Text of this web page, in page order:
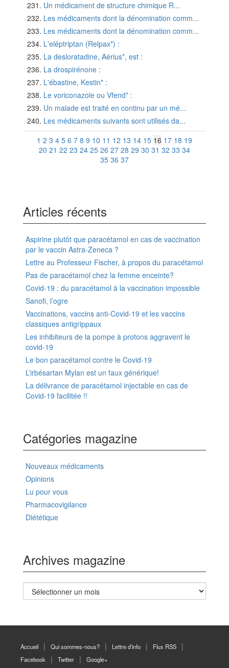
Un médicament de structure chimique R...
Les médicaments dont la dénomination comm...
Les médicaments dont la dénomination comm...
L'eléptriptan (Relpax*) :
La desloratadine, Aérius*, est :
La drospirénone :
L'ébastine, Kestin* :
Le voriconazole ou Vfend* :
Un malade est traité en continu par un mé...
Les médicaments suivants sont utilisés da...
1 2 3 4 5 6 7 8 9 10 11 12 13 14 15 16 17 18 19
20 21 22 23 24 25 26 27 28 29 30 31 32 33 34
35 36 37
Articles récents
Aspirine plutôt que paracétamol en cas de vaccination
par le vaccin Astra-Zeneca ?
Lettre au Professeur Fischer, à propos du paracétamol
Pas de paracétamol chez la femme enceinte?
Covid-19 : du paracétamol à la vaccination impossible
Sanofi, l’ogre
Vaccinations, vaccins anti-Covid-19 et les vaccins
classiques antigrippaux
Les inhibiteurs de la pompe à protons aggravent le
covid-19
Le bon paracétamol contre le Covid-19
L’irbésartan Mylan est un faux générique!
La délivrance de paracétamol injectable en cas de
Covid-19 facilitée !!
Catégories magazine
Nouveaux médicaments
Opinions
Lu pour vous
Pharmacovigilance
Diététique
Archives magazine
Archives
magazine
Accueil Qui sommes-nous? Lettre d’info
Flux RSS
Facebook
Twitter Google+